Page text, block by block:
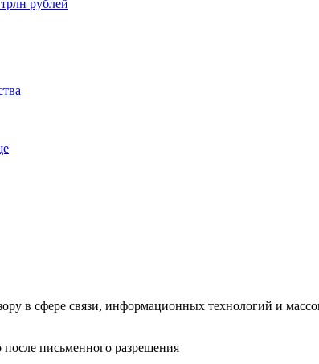
рублей
в сфере связи, информационных технологий и
письменного разрешения